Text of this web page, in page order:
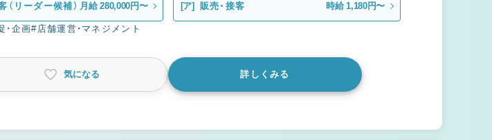
（リーダー候補） 月給 280,000円〜 [ア] 販売・接客 時給 1,180円〜
・企画#店舗運営・マネジメント
気になる 詳しくみる